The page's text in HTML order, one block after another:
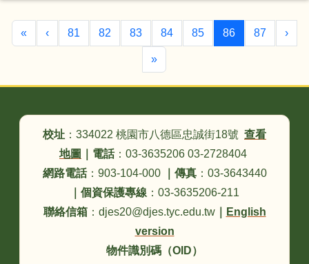
« 第一頁
‹上一頁
81 82 83 84 85 86(目前頁次)
87 ›下
»最後頁
校址 ：334022 桃園市八德區忠誠街18號 查看
地圖
電話：03-3635206 03-2728404
網路電話：903-104-000 傳真：03-3643440
個資保護專線 ：03-3635206-211
聯絡信箱：djes20@djes.tyc.edu.tw｜
English
version
物件識別碼（OID）